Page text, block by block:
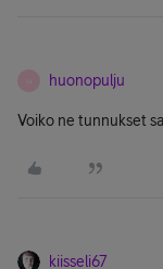
huonopulju
Voiko ne tunnukset
kiisseli67